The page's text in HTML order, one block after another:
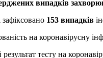
випадків
153 випадків
на коронавірусну
тесту на